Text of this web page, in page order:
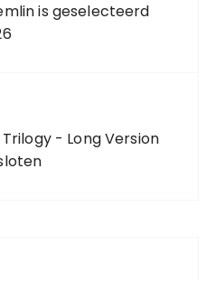
is geselecteerd
- Long Version